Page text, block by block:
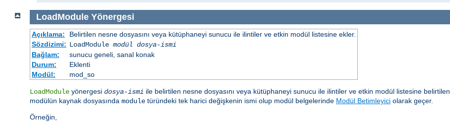
LoadModuleYönergesi
Açıklama:
Belirtilen nesne dosyasını veya kütüphaneyi sunucu ile ilintiler ve etkin modül listesine ekler.
Sözdizimi: LoadModule modül dosya-ismi
Bağlam:
sunucu geneli, sanal konak
Durum:
Eklenti
Modül:
mod_so
LoadModule yönergesi dosya-ismi ile belirtilen nesne dosyasını veya kütüphaneyi sunucu ile ilintiler ve etkin modül listesine belirtilen
modülün kaynak dosyasında module türündeki tek harici değişkenin ismi olup modül belgelerinde Modül Betimleyici olarak geçer.
Örneğin,